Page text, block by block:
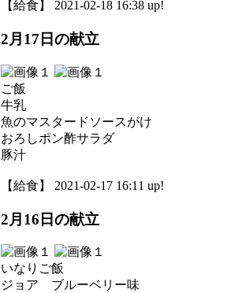
【給食】 2021-02-18 16:38 up!
2月17日の献立
ご飯
牛乳
魚のマスタードソースがけ
おろしポン酢サラダ
豚汁
【給食】 2021-02-17 16:11 up!
2月16日の献立
いなりご飯
ジョア ブルーベリー味